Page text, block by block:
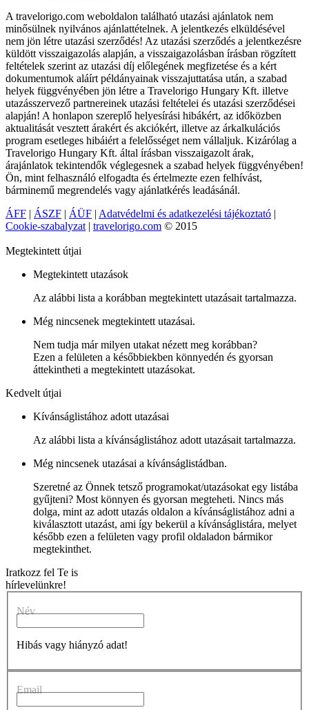
A travelorigo.com weboldalon található utazási ajánlatok nem
minősülnek nyilvános ajánlattételnek. A jelentkezés elküldésével
nem jön létre utazási szerződés! Az utazási szerződés a jelentkezésre
küldött visszaigazolás alapján, a visszaigazolásban írásban rögzített
feltételek szerint az utazási díj előlegének megfizetése és a kért
dokumentumok aláírt példányainak visszajuttatása után, a szabad
helyek függvényében jön létre a Travelorigo Hungary Kft. illetve
utazásszervező partnereinek utazási feltételei és utazási szerződései
alapján! A honlapon szereplő helyesírási hibákért, az időközben
aktualitását vesztett árakért és akciókért, illetve az árkalkulációs
program esetleges hibáiért a felelősséget nem vállaljuk. Kizárólag a
Travelorigo Hungary Kft. által írásban visszaigazolt árak,
árajánlatok tekintendők véglegesnek a szabad helyek függvényében!
Ön, mint felhasználó elfogadta és értelmezte ezen felhívást,
bárminemű megrendelés vagy ajánlatkérés leadásánál.
ÁFF | ÁSZF | ÁÜF | Adatvédelmi és adatkezelési tájékoztató |
Cookie-szabalyzat | travelorigo.com © 2015
Megtekintett útjai
Megtekintett utazások
Az alábbi lista a korábban megtekintett utazásait tartalmazza.
Még nincsenek megtekintett utazásai.
Nem tudja már milyen utakat nézett meg korábban?
Ezen a felületen a későbbiekben könnyedén és gyorsan
áttekintheti a megtekintett utazásokat.
Kedvelt útjai
Kívánságlistához adott utazásai
Az alábbi lista a kívánságlistához adott utazásait tartalmazza.
Még nincsenek utazásai a kívánságlistádban.
Szeretné az Önnek tetsző programokat/utazásokat egy listába
gyűjteni? Most könnyen és gyorsan megteheti. Nincs más
dolga, mint az adott utazás oldalon a kívánságlistához adni a
kiválasztott utazást, ami így bekerül a kívánságlistára, melyet
később ezen a felületen vagy profil oldaladon bármikor
megtekinthet.
Iratkozz fel Te is
hírlevelünkre!
Név
Hibás vagy hiányzó adat!
Email